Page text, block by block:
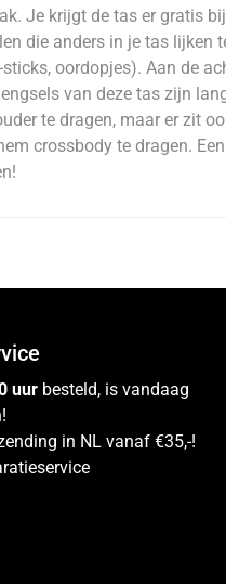
Je krijgt de tas er gratis
die anders in je tas lijken
sticks, oordopjes). Aan de
van deze tas zijn
te dragen, maar er zit
crossbody te dragen.
uur besteld, is vandaag
in NL vanaf €35,-!